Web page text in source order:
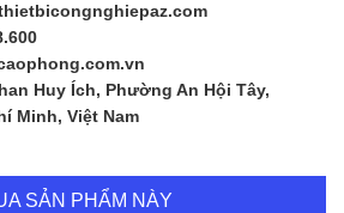
Huy Ích, Phường An Hội Tây,
Minh, Việt Nam
SẢN PHẨM NÀY